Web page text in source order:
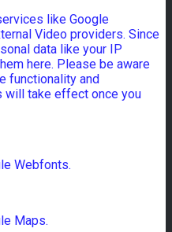
like Google
Video providers. Since
data like your IP
here. Please be aware
functionality and
will take effect once you
Webfonts.
Maps.